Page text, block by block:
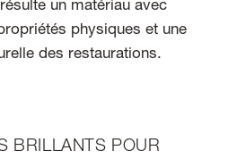
un matériau avec
physiques et une
des restaurations.
BRILLANTS POUR